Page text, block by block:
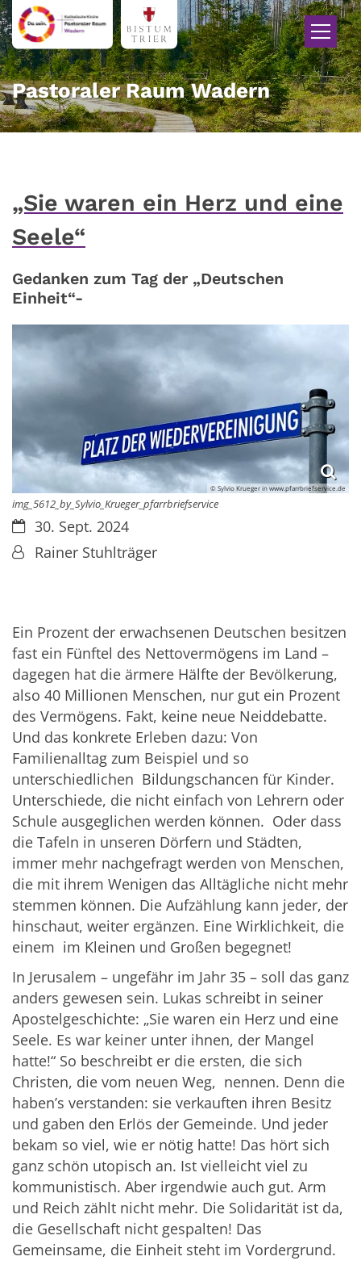
Zum Inhalt springen
Pastoraler Raum Wadern
„Sie waren ein Herz und eine
Seele“
Gedanken zum Tag der „Deutschen
Einheit“-
© Sylvio Krueger in www.pfarrbriefservice.de
img_5612_by_Sylvio_Krueger_pfarrbriefservice
Datum:
30. Sept. 2024
Von:Rainer Stuhlträger
Ein Prozent der erwachsenen Deutschen besitzen
fast ein Fünftel des Nettovermögens im Land –
dagegen hat die ärmere Hälfte der Bevölkerung,
also 40 Millionen Menschen, nur gut ein Prozent
des Vermögens. Fakt, keine neue Neiddebatte.
Und das konkrete Erleben dazu: Von
Familienalltag zum Beispiel und so
unterschiedlichen Bildungschancen für Kinder.
Unterschiede, die nicht einfach von Lehrern oder
Schule ausgeglichen werden können. Oder dass
die Tafeln in unseren Dörfern und Städten,
immer mehr nachgefragt werden von Menschen,
die mit ihrem Wenigen das Alltägliche nicht mehr
stemmen können. Die Aufzählung kann jeder, der
hinschaut, weiter ergänzen. Eine Wirklichkeit, die
einem im Kleinen und Großen begegnet!
In Jerusalem – ungefähr im Jahr 35 – soll das ganz
anders gewesen sein. Lukas schreibt in seiner
Apostelgeschichte: „Sie waren ein Herz und eine
Seele. Es war keiner unter ihnen, der Mangel
hatte!“ So beschreibt er die ersten, die sich
Christen, die vom neuen Weg, nennen. Denn die
haben’s verstanden: sie verkauften ihren Besitz
und gaben den Erlös der Gemeinde. Und jeder
bekam so viel, wie er nötig hatte! Das hört sich
ganz schön utopisch an. Ist vielleicht viel zu
kommunistisch. Aber irgendwie auch gut. Arm
und Reich zählt nicht mehr. Die Solidarität ist da,
die Gesellschaft nicht gespalten! Das
Gemeinsame, die Einheit steht im Vordergrund.